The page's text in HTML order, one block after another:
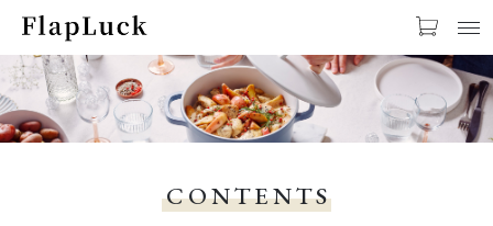
お気に入り LOGIN
CONTENTS